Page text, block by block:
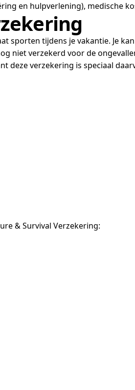
en hulpverlening), medische
sporten tijdens je vakantie. Je
niet verzekerd voor de
deze verzekering is speciaal
& Survival Verzekering: